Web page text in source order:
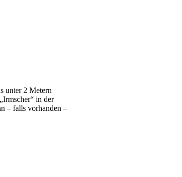
unter 2 Metern
in der
– falls vorhanden –